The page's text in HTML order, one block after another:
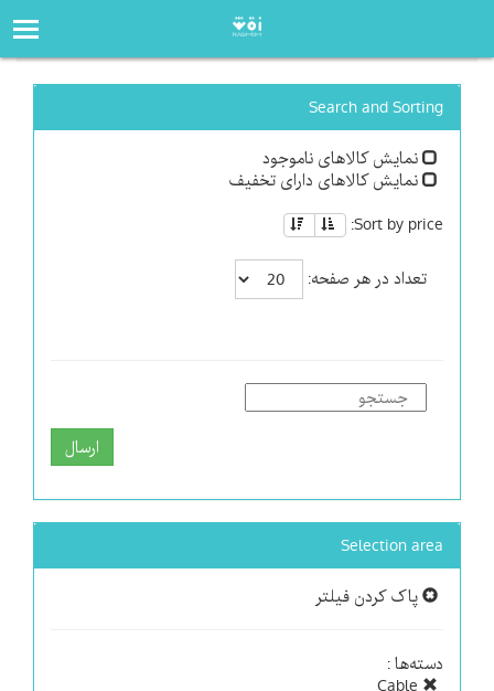
Search and Sorting
نمایش کالاهای ناموجود
نمایش کالاهای دارای تخفیف
Sort by price:
تعداد در هر صفحه:
ارسال
Selection area
پاک کردن فیلتر
دسته‌ها :